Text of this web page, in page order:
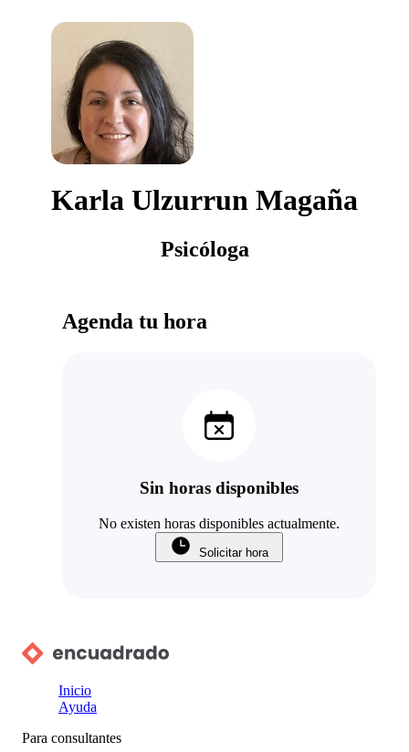
Karla Ulzurrun Magaña
Psicóloga
Agenda tu hora
Sin horas disponibles
No existen horas disponibles actualmente.
Solicitar hora
Inicio
Ayuda
Para consultantes